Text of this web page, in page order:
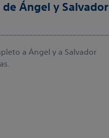
Ángel y Salvador
a Ángel y a Salvador